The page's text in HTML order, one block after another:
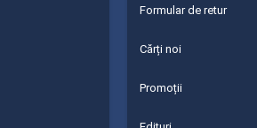
Formular de retur
Cărți noi
Promoții